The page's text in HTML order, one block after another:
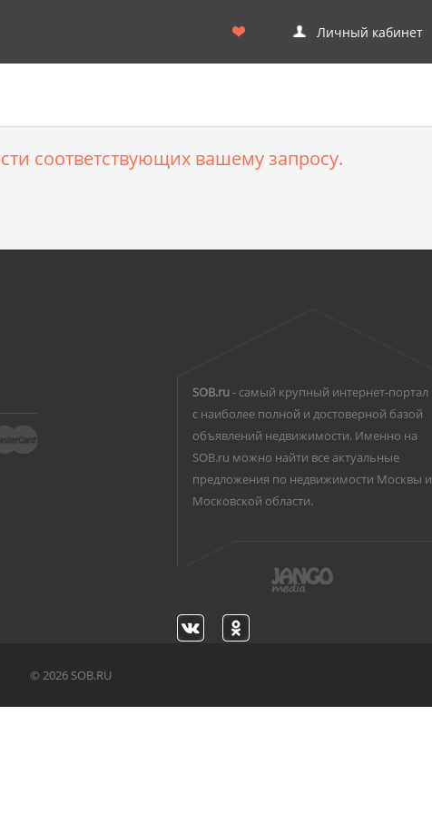
Личный кабинет
соответствующих вашему запросу.
SOB.ru- самый крупный интернет-портал
с наиболее полной и достоверной базой
объявлений недвижимости. Именно на
SOB.ru можно найти все актуальные
предложения по недвижимости Москвы и
Московской области.
© 2026 SOB.RU